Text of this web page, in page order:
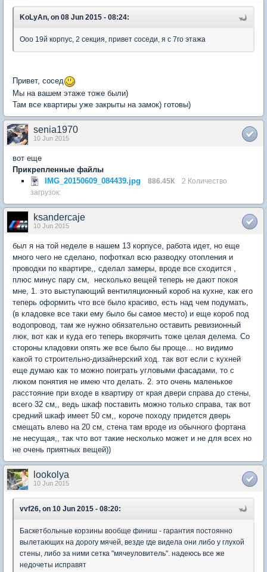
KoLyAn, on 08 Jun 2015 - 08:24:
Ооо 19й корпус, 2 секция, привет соседи, я с 7го этажа
Привет, сосед
Мы на вашем этаже тоже были)
Там все квартиры уже закрыты на замок) готовы)
senia1970
10 Jun 2015
вот еще
Прикрепленные файлы
IMG_20150609_084439.jpg
886.45К
2 Количество
загрузок:
ksandercaje
10 Jun 2015
был я на той неделе в нашем 13 корпусе, работа идет, но еще
много чего не сделано, пофоткал всю разводку отопления и
проводки по квартире,, сделал замеры, вроде все сходится ,
плюс минус пару см, несколько вещей теперь не дают покоя
мне, 1. это выступающий вентиляционный короб на кухне, как его
теперь оформить что все было красиво, есть над чем подумать,
(в кладовке все таки ему было бы самое место) и еще короб под
водопровод, там же нужно обязательно оставить ревизионный
люк, вот как и куда его теперь вкорячить тоже целая делема. Со
стороны кладовки опять же все было бы проще... но видимо
какой то строительно-дизайнерский ход. так вот если с кухней
еще думаю как то можно поиграть угловыми фасадами, то с
люком понятия не имею что делать. 2. это очень маленькое
расстояние при входе в квартиру от края двери справа до стены,
всего 32 см,, ведь шкаф поставить можно только справа, так вот
средний шкаф имеет 50 см,, короче походу придется дверь
смещать влево на 20 см, стена там вроде из обычного фортана
не несущая,, так что вот такие несколько может и не для всех но
не очень приятных вещей))
lookolya
10 Jun 2015
vvf26, on 10 Jun 2015 - 08:20:
Баскетбольные корзины вообще финиш - гарантия постоянно
вылетающих на дорогу мячей, везде где видела они либо у глухой
стены, либо за ними сетка "мячеуловитель". надеюсь все же
недочеты исправят